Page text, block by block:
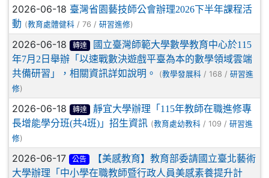
2026-06-18 臺灣省園藝技師公會辦理2026下半年課程活
動 (教育處體健科 / 76 / 研習進修)
2026-06-18 轉達
國立臺灣師範大學數學教育中心於115
年7月2日舉辦「以速戰數決遊戲平臺為本的數學領域雲端
共備研習」，相關資訊詳如說明。
(教學發展科 / 168 / 研習進
修)
2026-06-18 轉達
靜宜大學辦理「115年教師在職進修專
長增能學分班(共4班)」招生資訊 (教育處幼教科 / 109 / 研習進
修)
2026-06-17 公告
【美感教育】教育部委請國立臺北藝術
大學辦理「中小學在職教師暨行政人員美感素養提升計